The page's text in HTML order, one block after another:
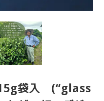
袋入 (“glass